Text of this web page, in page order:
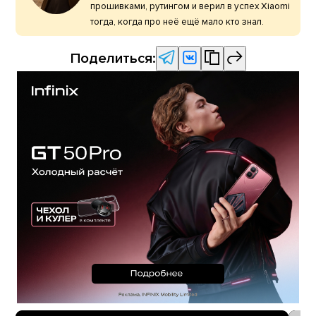
прошивками, рутингом и верил в успех Xiaomi
тогда, когда про неё ещё мало кто знал.
Поделиться: